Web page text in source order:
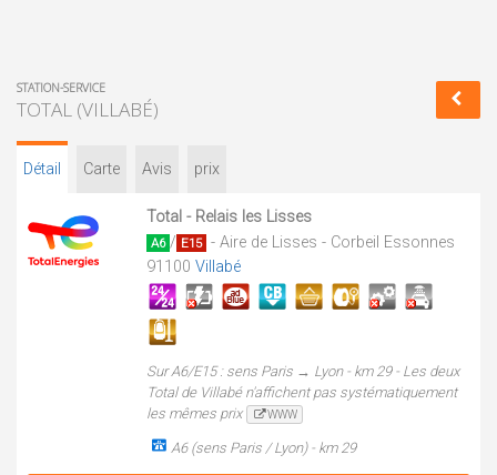
STATION-SERVICE
TOTAL (VILLABÉ)
Détail Carte Avis prix
Total - Relais les Lisses
A6 / E15 - Aire de Lisses - Corbeil Essonnes
91100 Villabé
Sur A6/E15 : sens Paris → Lyon - km 29 - Les deux
Total de Villabé n'affichent pas systématiquement
les mêmes prix
WWW
A6 (sens Paris / Lyon) - km 29